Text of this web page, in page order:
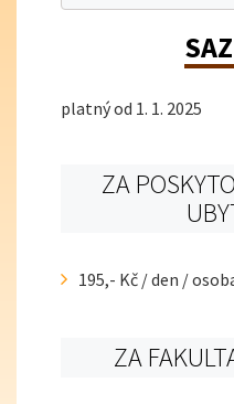
platný od 1. 1. 2025
ZA
195,- Kč / den /
ZA